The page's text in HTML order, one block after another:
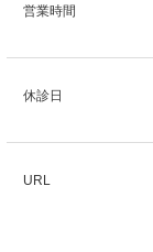
営業時間
休診日
URL